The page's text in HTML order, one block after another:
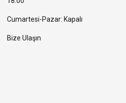
Cumartesi-Pazar: Kapalı
Bize Ulaşın